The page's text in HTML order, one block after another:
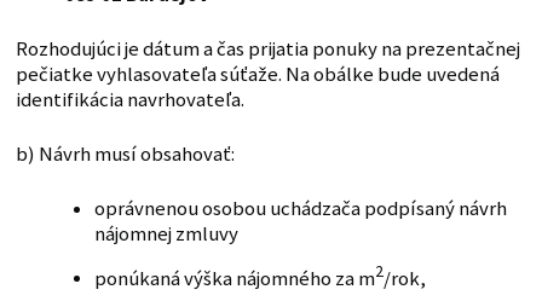
Rozhodujúci je dátum a čas prijatia ponuky na prezentačnej
pečiatke vyhlasovateľa súťaže. Na obálke bude uvedená
identifikácia navrhovateľa.
b) Návrh musí obsahovať:
oprávnenou osobou uchádzača podpísaný návrh
nájomnej zmluvy
ponúkaná výška nájomného za m2/rok,